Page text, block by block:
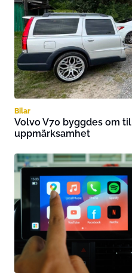
Bilar
Volvo V70 byggdes om
uppmärksamhet